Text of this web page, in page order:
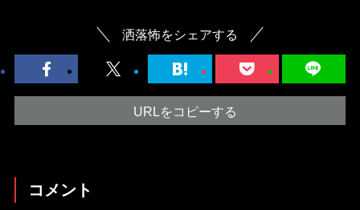
洒落怖をシェアする
URLをコピーする
コメント